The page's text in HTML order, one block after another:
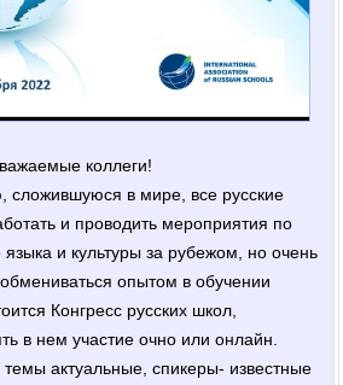
коллеги!
сложившуюся в мире, все русские
и проводить мероприятия по
и культуры за рубежом, но очень
обмениваться опытом в обучении
Конгресс русских школ,
в нем участие очно или онлайн.
актуальные, спикеры- известные